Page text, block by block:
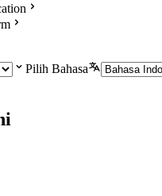
Pilih Bahasa